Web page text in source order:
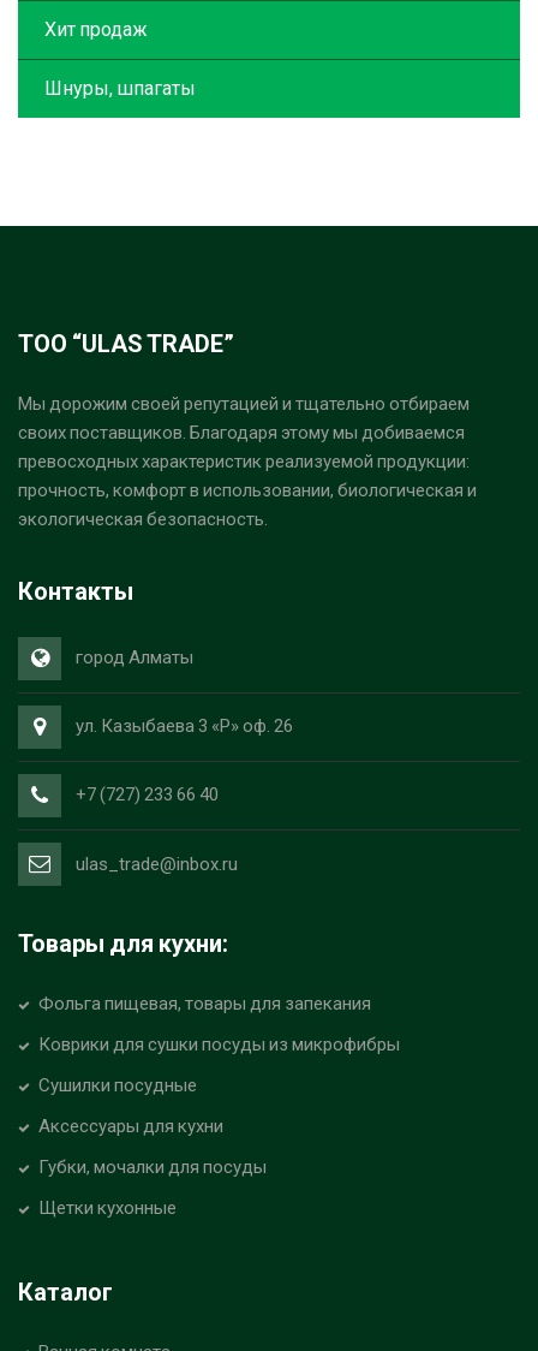
Хит продаж
Шнуры, шпагаты
ТОО “ULAS TRADE”
Мы дорожим своей репутацией и тщательно отбираем
своих поставщиков. Благодаря этому мы добиваемся
превосходных характеристик реализуемой продукции:
прочность, комфорт в использовании, биологическая и
экологическая безопасность.
Контакты
город Алматы
ул. Казыбаева 3 «Р» оф. 26
+7 (727) 233 66 40
ulas_trade@inbox.ru
Товары для кухни:
Фольга пищевая, товары для запекания
Коврики для сушки посуды из микрофибры
Сушилки посудные
Аксессуары для кухни
Губки, мочалки для посуды
Щетки кухонные
Каталог